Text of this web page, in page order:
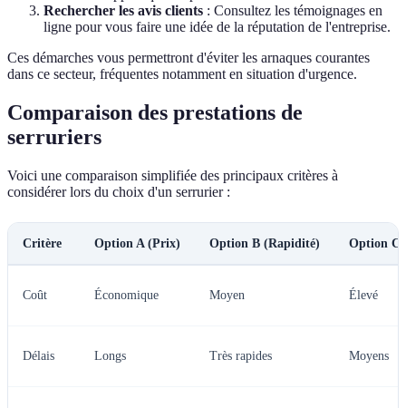
Rechercher les avis clients : Consultez les témoignages en
ligne pour vous faire une idée de la réputation de l'entreprise.
Ces démarches vous permettront d'éviter les arnaques courantes
dans ce secteur, fréquentes notamment en situation d'urgence.
Comparaison des prestations de
serruriers
Voici une comparaison simplifiée des principaux critères à
considérer lors du choix d'un serrurier :
Critère Option A (Prix) Option B (Rapidité) Option C
Coût Économique Moyen Élevé
Délais Longs Très rapides Moyens